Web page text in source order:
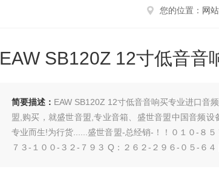
您的位置： 网
EAW SB120Z 12寸低音音
简要描述： EAW SB120Z 12寸低音音响买专业进口音
盟,购买，就盛世音盟,专业音箱、盛世音盟中国音频
专业而生!为行货......盛世音盟-总经销-！！０１０-８
７３-１００-３２-７９３ Q：２６２-２９６-０５-６４